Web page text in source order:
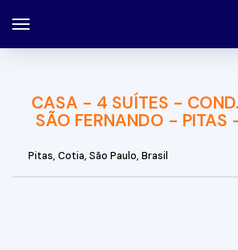
CASA - 4 SUÍTES -
SÃO FERNANDO -
Pitas, Cotia, São Paulo, Brasil